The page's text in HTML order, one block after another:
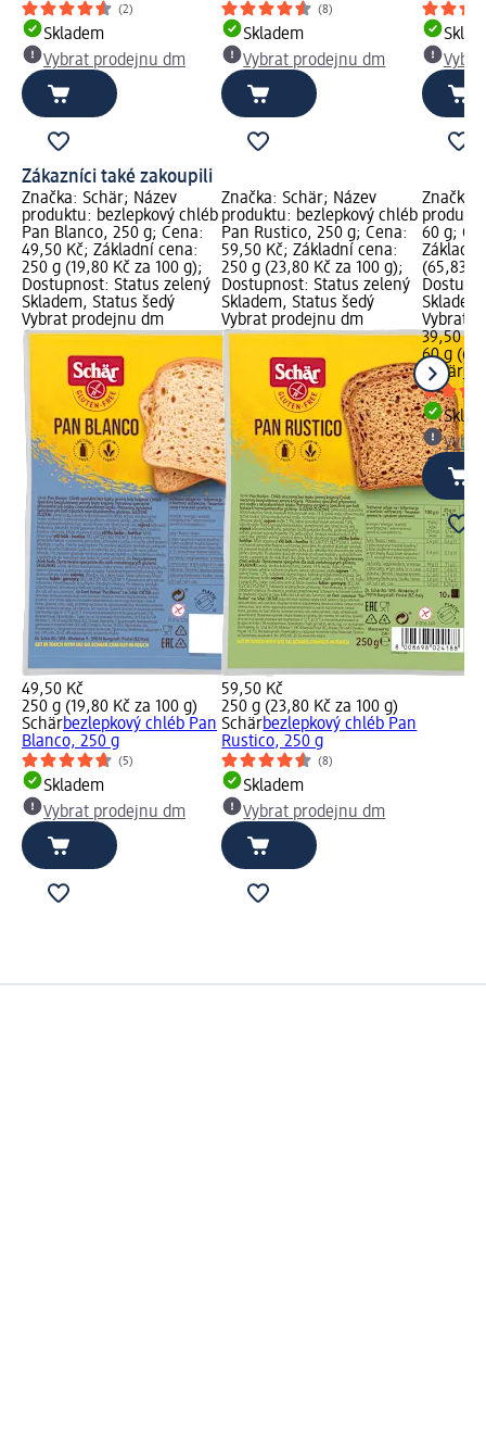
(2)
Skladem
Vybrat prodejnu dm
(8)
Skladem
Vybrat prodejnu dm
Zákazníci také zakoupili
Značka: Schär; Název
produktu: bezlepkový chléb
Pan Blanco, 250 g; Cena:
49,50 Kč; Základní cena:
250 g (19,80 Kč za 100 g);
Dostupnost: Status zelený
Skladem, Status šedý
Vybrat prodejnu dm
49,50 Kč
250 g (19,80 Kč za 100 g)
Schärbezlepkový chléb Pan
Blanco, 250 g
(5)
Skladem
Vybrat prodejnu dm
Značka: Schär; Název
produktu: bezlepkový chléb
Pan Rustico, 250 g; Cena:
59,50 Kč; Základní cena:
250 g (23,80 Kč za 100 g);
Dostupnost: Status zelený
Skladem, Status šedý
Vybrat prodejnu dm
59,50 Kč
250 g (23,80 Kč za 100 g)
Schärbezlepkový chléb Pan
Rustico, 250 g
(8)
Skladem
Vybrat prodejnu dm
Značka:
60 g;
(65,83
Vybrat
39,50 Kč
60 g
Schär